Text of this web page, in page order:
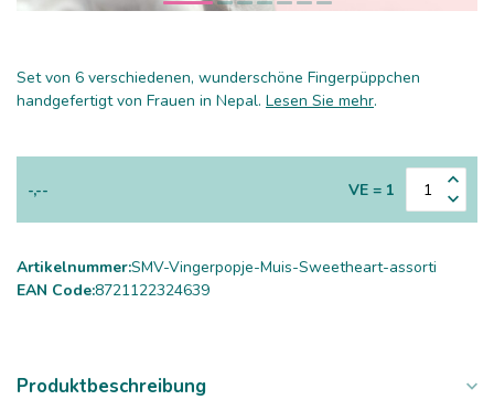
Set von 6 verschiedenen, wunderschöne Fingerpüppchen
handgefertigt von Frauen in Nepal. Lesen Sie mehr.
-,-- VE = 1
Artikelnummer:SMV-Vingerpopje-Muis-Sweetheart-assorti
EAN Code:8721122324639
Produktbeschreibung